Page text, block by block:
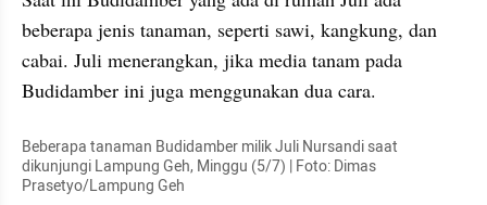
beberapa jenis tanaman, seperti sawi, kangkung, dan
Budidamber ini juga menggunakan dua cara.
Beberapa tanaman Budidamber milik Juli Nursandi saat
dikunjungi Lampung Geh, Minggu (5/7) | Foto: Dimas
Prasetyo/Lampung Geh